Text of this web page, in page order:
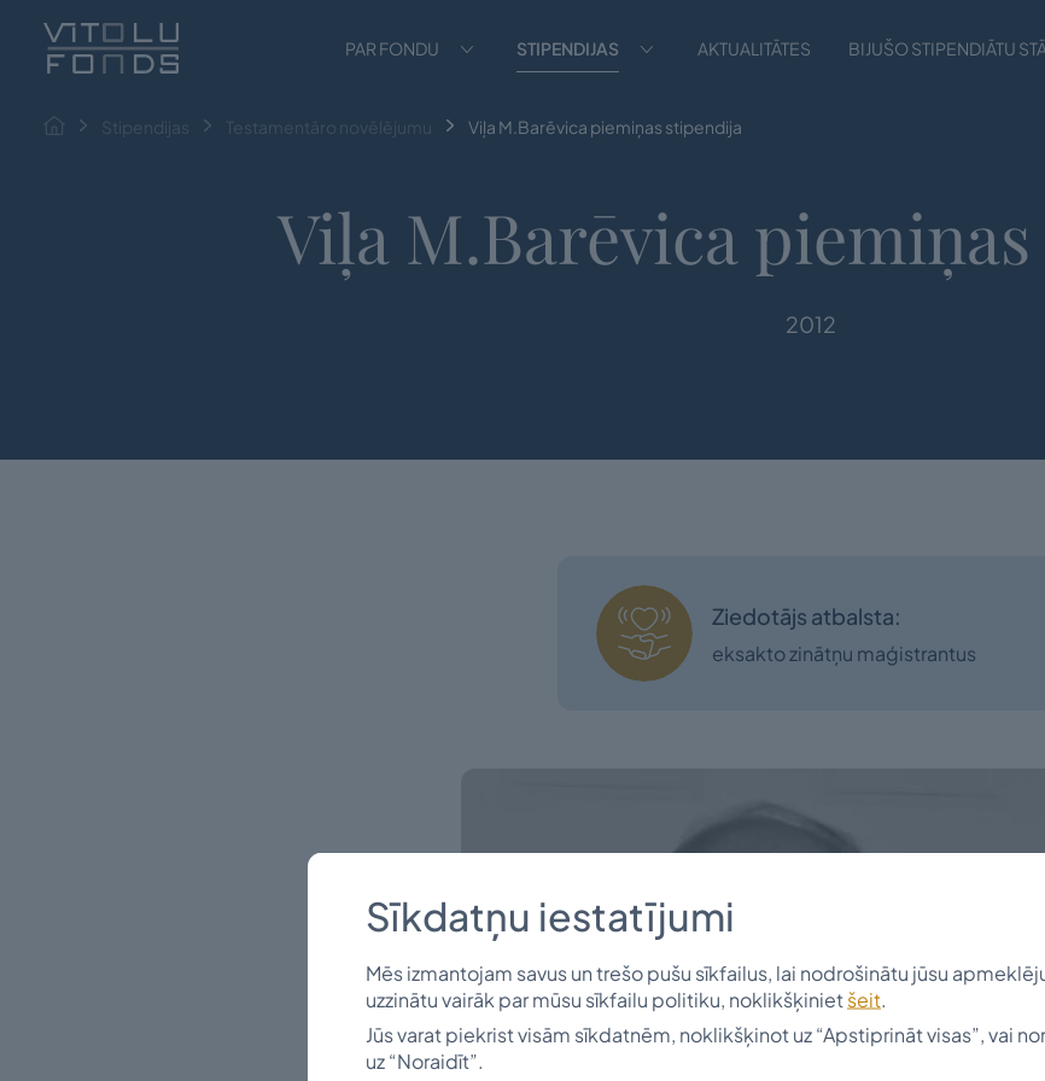
PAR FONDU STIPENDIJAS AKTUALITĀTES BIJUŠO STIPENDIĀTU
Stipendijas Testamentāro novēlējumu Viļa M.Barēvica piemiņas stipendija
Viļa M.Barēvica
2012
Ziedotājs atbalsta:
eksakto zinātņu maģistrantus
Sīkdatņu iestatījumi
Mēs izmantojam savus un trešo pušu sīkfailus, lai nodrošinātu jūsu
uzzinātu vairāk par mūsu sīkfailu politiku, noklikšķiniet šeit.
Jūs varat piekrist visām sīkdatnēm, noklikšķinot uz “Apstiprināt visas”, vai
uz “Noraidīt”.